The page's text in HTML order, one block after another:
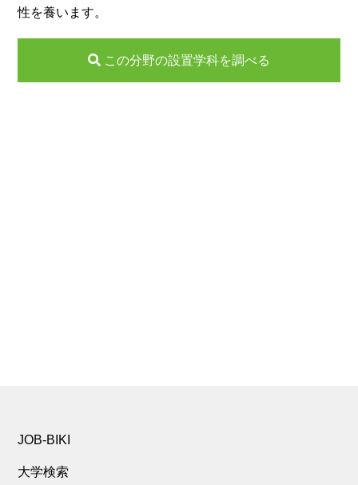
性を養います。
この分野の設置学科を調べる
JOB-BIKI
大学検索